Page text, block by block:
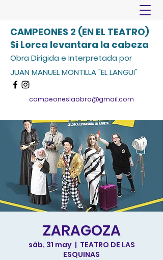
CAMPEONES 2 (EN EL TEATRO)
Si Lorca levantara la cabeza
Obra Dirigida e Interpretada por
JUAN MANUEL MONTILLA "EL LANGUI"
campeoneslaobra@gmail.com
ZARAGOZA
sáb, 31 may
  |
TEATRO DE LAS
ESQUINAS